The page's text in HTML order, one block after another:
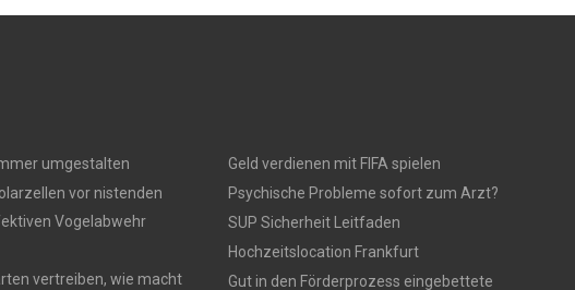
umgestalten
vor nistenden
Vogelabwehr
vertreiben, wie macht
Geld verdienen mit FIFA spielen
Psychische Probleme sofort zum Arzt?
SUP Sicherheit Leitfaden
Hochzeitslocation Frankfurt
Gut in den Förderprozess eingebettete